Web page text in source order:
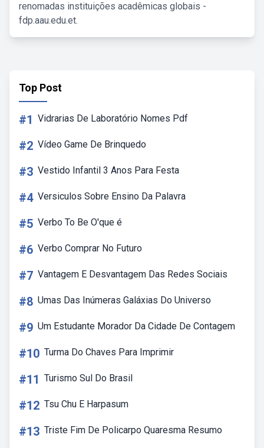
renomadas instituições acadêmicas globais -
fdp.aau.edu.et.
Top Post
#1 Vidrarias De Laboratório Nomes Pdf
#2 Vídeo Game De Brinquedo
#3 Vestido Infantil 3 Anos Para Festa
#4 Versiculos Sobre Ensino Da Palavra
#5 Verbo To Be O'que é
#6 Verbo Comprar No Futuro
#7 Vantagem E Desvantagem Das Redes Sociais
#8 Umas Das Inúmeras Galáxias Do Universo
#9 Um Estudante Morador Da Cidade De Contagem
#10 Turma Do Chaves Para Imprimir
#11 Turismo Sul Do Brasil
#12 Tsu Chu E Harpasum
#13 Triste Fim De Policarpo Quaresma Resumo